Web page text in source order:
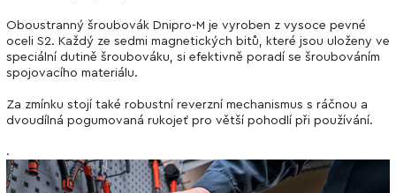
Oboustranný šroubovák Dnipro-M je vyroben z vysoce pevné
oceli S2. Každý ze sedmi magnetických bitů, které jsou uloženy ve
speciální dutině šroubováku, si efektivně poradí se šroubováním
spojovacího materiálu.
Za zmínku stojí také robustní reverzní mechanismus s ráčnou a
dvoudílná pogumovaná rukojeť pro větší pohodlí při používání.
.